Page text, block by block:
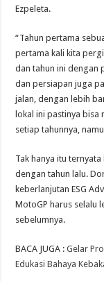
Ezpeleta.
“Tahun pertama
pertama kali kita
dan tahun ini dengan
dan persiapan juga
jalan, dengan lebih
lokal ini pastinya
setiap tahunnya,
Tak hanya itu
dengan tahun lalu.
keberlanjutan ESG
MotoGP harus selalu
sebelumnya.
BACA JUGA :Gelar
Edukasi Bahaya